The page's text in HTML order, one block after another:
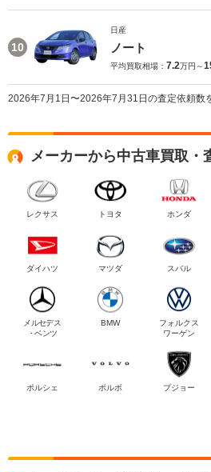
10
日産
ノート
平均買取相場： 7.2万円～
2026年7月1日〜2026年7月31日の査定依頼数
メーカーから中古車買取・
レクサス トヨタ ホンダ
ダイハツ マツダ スバル
メルセデス
・ベンツ
BMW
フォルクス
ワーゲン
ポルシェ ボルボ プジョー